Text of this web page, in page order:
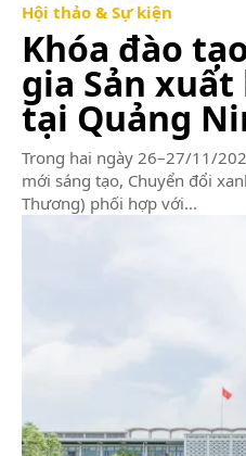
Hội thảo & Sự kiện
Khóa đào
gia Sản
tại Quảng
Trong hai ngày 26–27/11/
mới sáng tạo, Chuyển đổi
Thương) phối hợp với...